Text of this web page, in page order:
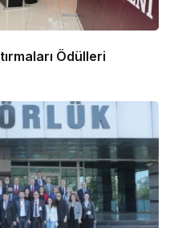
Ödülleri